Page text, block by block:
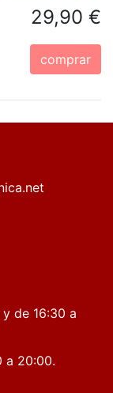
29,90 €
comprar
de 16:30 a
a 20:00.